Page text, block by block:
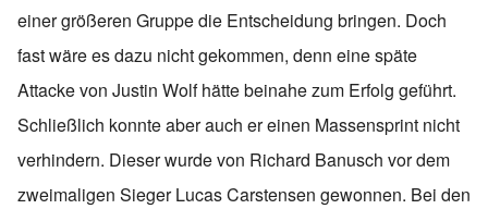
einer größeren Gruppe die Entscheidung bringen. Doch
fast wäre es dazu nicht gekommen, denn eine späte
Attacke von Justin Wolf hätte beinahe zum Erfolg geführt.
Schließlich konnte aber auch er einen Massensprint nicht
verhindern. Dieser wurde von Richard Banusch vor dem
zweimaligen Sieger Lucas Carstensen gewonnen. Bei den